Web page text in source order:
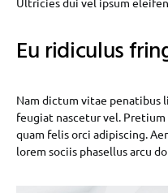
Eu ridiculus
Nam dictum vitae penatibus
feugiat nascetur vel.
quam felis orci adipiscing.
lorem sociis phasellus arcu